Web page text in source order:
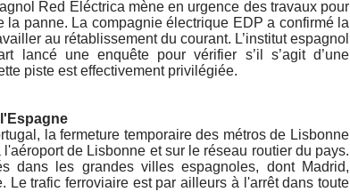
Red Eléctrica mène en urgence des travaux pour
la panne. La compagnie électrique EDP a confirmé la
au rétablissement du courant. L’institut espagnol
lancé une enquête pour vérifier s’il s’agit d’une
piste est effectivement privilégiée.
la fermeture temporaire des métros de Lisbonne
de Lisbonne et sur le réseau routier du pays.
dans les grandes villes espagnoles, dont Madrid,
Le trafic ferroviaire est par ailleurs à l'arrêt dans toute